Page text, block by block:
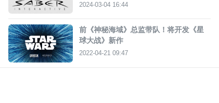
2024-03-04 16:44
前《神秘海域》总监带队！将开发《星
球大战》新作
2022-04-21 09:47